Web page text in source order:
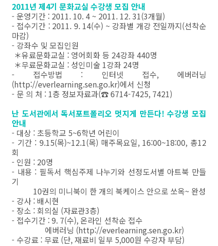
2011년 제4기 문화교실 수강생 모집 안내
- 운영기간 : 2011. 10. 4 ~ 2011. 12. 31(3개월)
- 접수기간 : 2011. 9. 14(수) ~ 강좌별 개강 전일까지(선착순
마감)
- 강좌수 및 모집인원
＊유료문화교실 : 영어회화 등 24강좌 440명
＊무료문화교실 : 성인미술 1강좌 24명
- 접수방법 : 인터넷 접수, 에버러닝
(http://everlearning.sen.go.kr)에서 신청
- 문 의 처 : 1층 정보자료과(☎ 6714-7425, 7421)
난 도서관에서 독서포트폴리오 멋지게 만든다! 수강생 모집
안내
- 대상 : 초등학교 5~6학년 어린이
- 기간 : 9.15(목)~12.1(목) 매주목요일, 16:00~18:00, 총12
회
- 인원 : 20명
- 내용 : 필독서 핵심주제 나누기와 선정도서별 아트북 만들
기
10권의 미니북이 한 개의 북케이스 안으로 쏘옥~ 완성
- 강사 : 배시현
- 장소 : 회의실 (자료관3층)
- 접수기간 : 9. 7(수), 온라인 선착순 접수
에버러닝 (http://everlearning.sen.go.kr)
- 수강료 : 무료 (단, 재료비 일부 5,000원 수강자 부담)